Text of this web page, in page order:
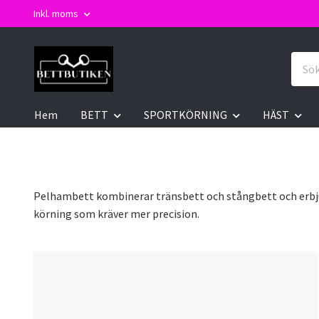
Inkl. moms
Hem BETT SPORTKÖRNING HÄST
Pelhambett kombinerar tränsbett och stångbett och
körning som kräver mer precision.